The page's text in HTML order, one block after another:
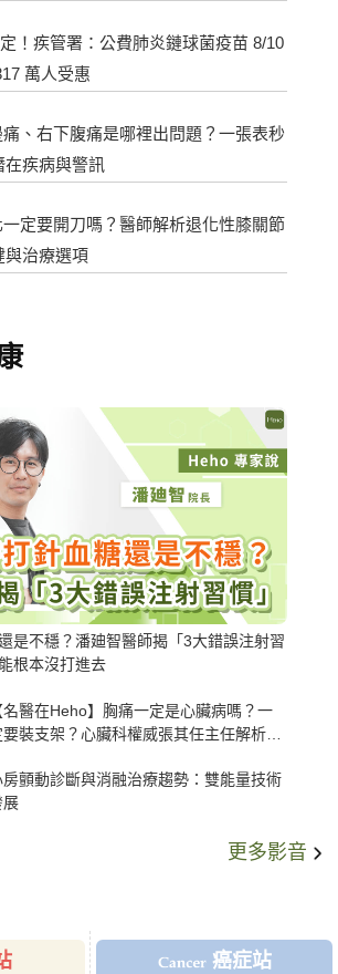
！疾管署：公費肺炎鏈球菌疫苗 8/10
萬人受惠
、右下腹痛是哪裡出問題？一張表秒
疾病與警訊
定要開刀嗎？醫師解析退化性膝關節
與治療選項
是不穩？潘廸智醫師揭「3大錯誤注射習
根本沒打進去
名醫在Heho】胸痛一定是心臟病嗎？一
要裝支架？心臟科權威張其任主任解析支
房顫動診斷與消融治療趨勢：雙能量技術
展
更多影音
癌症站